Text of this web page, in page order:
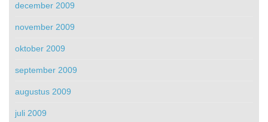
december 2009
november 2009
oktober 2009
september 2009
augustus 2009
juli 2009